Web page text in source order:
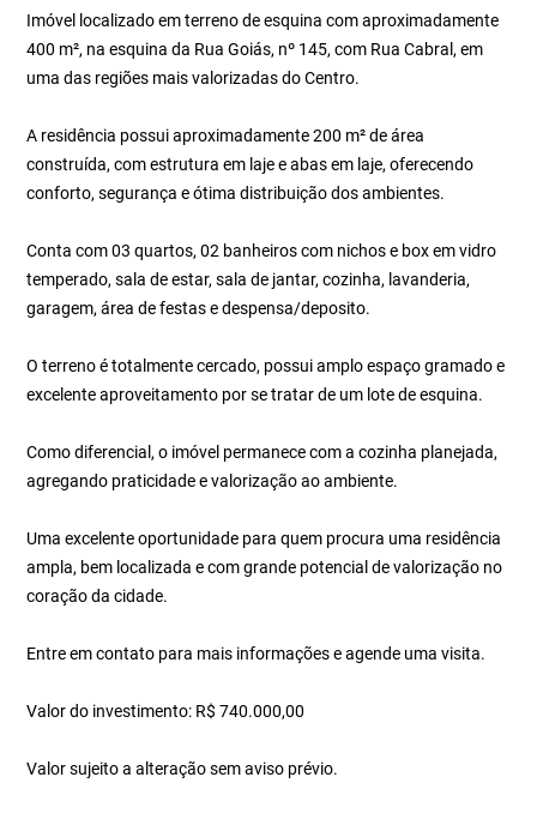
Imóvel localizado em terreno de esquina com aproximadamente
400 m², na esquina da Rua Goiás, nº 145, com Rua Cabral, em
uma das regiões mais valorizadas do Centro.
A residência possui aproximadamente 200 m² de área
construída, com estrutura em laje e abas em laje, oferecendo
conforto, segurança e ótima distribuição dos ambientes.
Conta com 03 quartos, 02 banheiros com nichos e box em vidro
temperado, sala de estar, sala de jantar, cozinha, lavanderia,
garagem, área de festas e despensa/deposito.
O terreno é totalmente cercado, possui amplo espaço gramado e
excelente aproveitamento por se tratar de um lote de esquina.
Como diferencial, o imóvel permanece com a cozinha planejada,
agregando praticidade e valorização ao ambiente.
Uma excelente oportunidade para quem procura uma residência
ampla, bem localizada e com grande potencial de valorização no
coração da cidade.
Entre em contato para mais informações e agende uma visita.
Valor do investimento: R$ 740.000,00
Valor sujeito a alteração sem aviso prévio.